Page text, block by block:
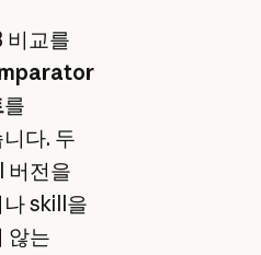
비교를
를
다. 두
버전을
skill을
않는